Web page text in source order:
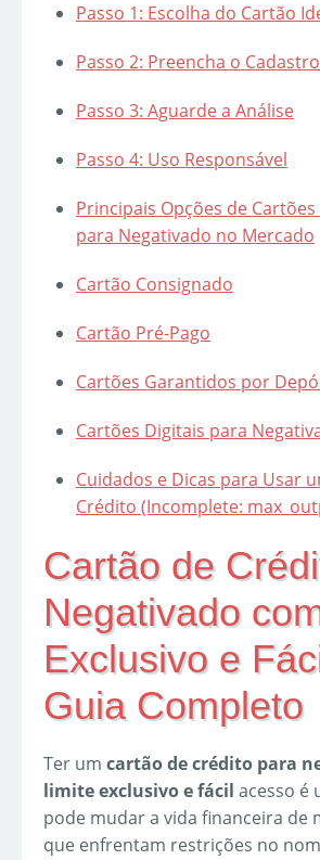
Passo 1: Escolha do Cartão
Passo 2: Preencha o Cadastro
Passo 3: Aguarde a Análise
Passo 4: Uso Responsável
Principais Opções de
para Negativado no Mercado
Cartão Consignado
Cartão Pré-Pago
Cartões Garantidos por
Cartões Digitais para
Cuidados e Dicas para Usar
Crédito (Incomplete:
Cartão de
Negativado
Exclusivo e
Guia Completo
Ter um cartão de crédito para
limite exclusivo e fácil acesso é
pode mudar a vida financeira de
que enfrentam restrições no